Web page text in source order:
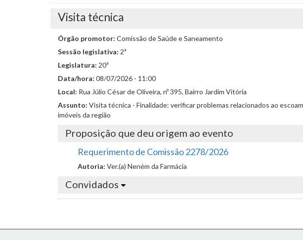
Visita técnica
Órgão promotor: Comissão de Saúde e Saneamento
Sessão legislativa: 2ª
Legislatura: 20ª
Data/hora: 08/07/2026 - 11:00
Local: Rua Júlio César de Oliveira, nº 395, Bairro Jardim Vitória
Assunto: Visita técnica - Finalidade: verificar problemas relacionados ao
imóveis da região
Proposição que deu origem ao evento
Requerimento de Comissão 2278/2026
Autoria: Ver.(a) Neném da Farmácia
Convidados